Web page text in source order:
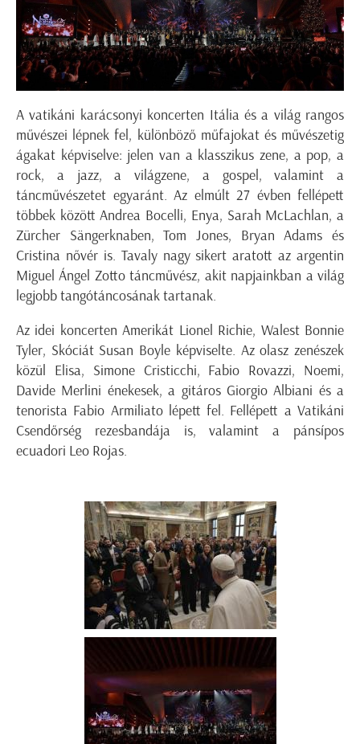
A vatikáni karácsonyi koncerten Itália és a világ rangos
művészei lépnek fel, különböző műfajokat és művészetig
ágakat képviselve: jelen van a klasszikus zene, a pop, a
rock, a jazz, a világzene, a gospel, valamint a
táncművészetet egyaránt. Az elmúlt 27 évben fellépett
többek között Andrea Bocelli, Enya, Sarah McLachlan, a
Zürcher Sängerknaben, Tom Jones, Bryan Adams és
Cristina nővér is. Tavaly nagy sikert aratott az argentin
Miguel Ángel Zotto táncművész, akit napjainkban a világ
legjobb tangótáncosának tartanak.
Az idei koncerten Amerikát Lionel Richie, Walest Bonnie
Tyler, Skóciát Susan Boyle képviselte. Az olasz zenészek
közül Elisa, Simone Cristicchi, Fabio Rovazzi, Noemi,
Davide Merlini énekesek, a gitáros Giorgio Albiani és a
tenorista Fabio Armiliato lépett fel. Fellépett a Vatikáni
Csendőrség rezesbandája is, valamint a pánsípos
ecuadori Leo Rojas.